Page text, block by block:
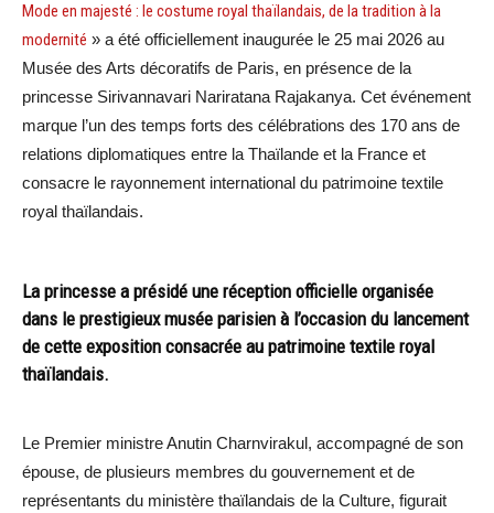
Mode en majesté : le costume royal thaïlandais, de la tradition à la
modernité » a été officiellement inaugurée le 25 mai 2026 au
Musée des Arts décoratifs de Paris, en présence de la
princesse Sirivannavari Nariratana Rajakanya. Cet événement
marque l’un des temps forts des célébrations des 170 ans de
relations diplomatiques entre la Thaïlande et la France et
consacre le rayonnement international du patrimoine textile
royal thaïlandais.
La princesse a présidé une réception officielle organisée
dans le prestigieux musée parisien à l’occasion du lancement
de cette exposition consacrée au patrimoine textile royal
thaïlandais.
Le Premier ministre Anutin Charnvirakul, accompagné de son
épouse, de plusieurs membres du gouvernement et de
représentants du ministère thaïlandais de la Culture, figurait